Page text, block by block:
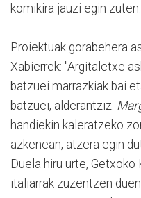
komikira jauzi egin zuten.
Proiektuak gorabehera
Xabierrek: "Argitaletxe
batzuei marrazkiak bai
batzuei, alderantziz.
handiekin kaleratzeko
azkenean, atzera egin
Duela hiru urte,
italiarrak zuzentzen